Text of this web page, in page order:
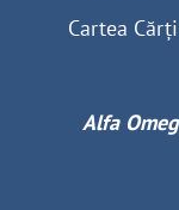
Cartea
Alfa